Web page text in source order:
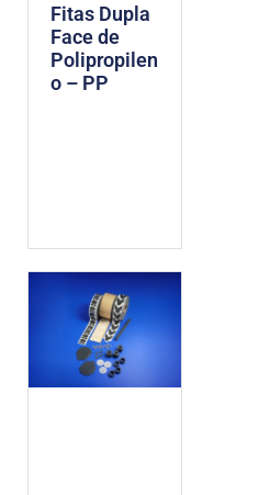
Fitas Dupla
Face de
Polipropilen
o – PP